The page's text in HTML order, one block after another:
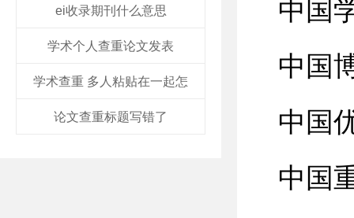
ei收录期刊什么意思
学术个人查重论文发表
学术查重 多人粘贴在一起怎
论文查重标题写错了
中国
中国
中国
中国